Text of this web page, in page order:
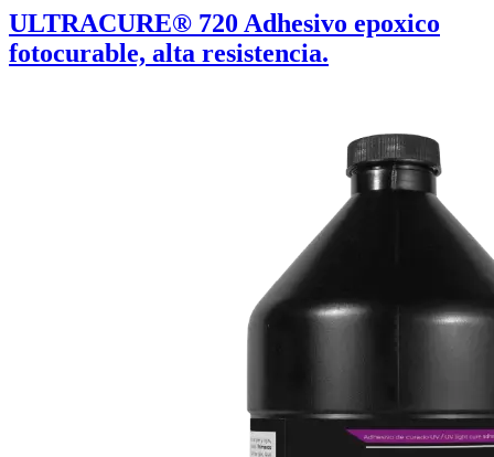
ULTRACURE® 720 Adhesivo epoxico
fotocurable, alta resistencia.